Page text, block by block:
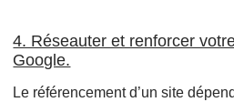
4. Réseauter et renforcer
Google.
Le référencement d’un site